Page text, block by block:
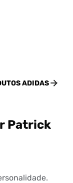
ADIDAS
Patrick